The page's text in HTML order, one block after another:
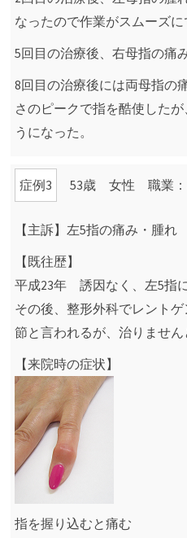
なったので作業がスムーズに
5回目の治療後、右母指の痛
8回目の治療後には両母指の
さのピークで指を酷使した
うになった。
症例3 53歳 女性 職業：
【主訴】左5指の痛み・腫れ
【既往歴】
平成23年 誘因なく、左5指
その後、整形外科でレント
節と言われるが、治りません
【来院時の症状】
指を握り込むと痛む